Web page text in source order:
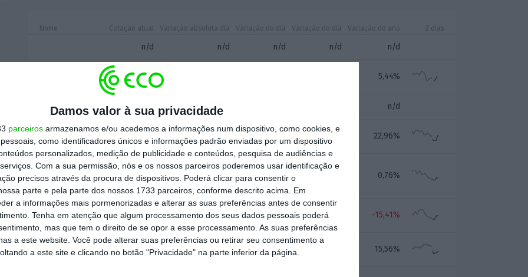
Damos valor à sua privacidade
parceiros armazenamos e/ou acedemos a informações num dispositivo, como cookies, e
como identificadores únicos e informações padrão enviadas por um dispositivo
personalizados, medição de publicidade e conteúdos, pesquisa de audiências e
Com a sua permissão, nós e os nossos parceiros poderemos usar identificação e
precisos através da procura de dispositivos. Poderá clicar para consentir o
parte e pela parte dos nossos 1733 parceiros, conforme descrito acima. Em
a informações mais pormenorizadas e alterar as suas preferências antes de consentir
Tenha em atenção que algum processamento dos seus dados pessoais poderá
mas que tem o direito de se opor a esse processamento. As suas preferências
a este website. Você pode alterar suas preferências ou retirar seu consentimento a
a este site e clicando no botão "Privacidade" na parte inferior da página.
Nome Cotação atual Variação absoluta dia Variação do dia Variação do dia Variação do ano 2 dias
n/d n/d n/d n/d n/d
4,75€ 5,44%
n/d n/d n/d
BCP R
BCP
1,103€ 0,014€ 0,09% 0,09% 22,96%
Corticeira Amori
Rg
6,68€ -0,03€ 0,30% 0,76%
CTT Rg
CTT
6,315€ 0,105€ 0,48% 0,48% -15,41%
EDP S.A Rg
EDP
4,494€ 0,069€ -0,66% 15,56%